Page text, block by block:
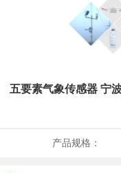
五要素气象传感器 宁
产品规格：